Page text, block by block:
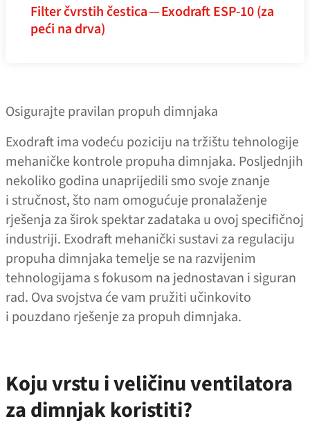
Filter čvrstih čestica — Exodraft ESP-10 (za
peći na drva)
Osigurajte pravilan propuh dimnjaka
Exodraft ima vodeću poziciju na tržištu tehnologije
mehaničke kontrole propuha dimnjaka. Posljednjih
nekoliko godina unaprijedili smo svoje znanje
i stručnost, što nam omogućuje pronalaženje
rješenja za širok spektar zadataka u ovoj specifičnoj
industriji. Exodraft mehanički sustavi za regulaciju
propuha dimnjaka temelje se na razvijenim
tehnologijama s fokusom na jednostavan i siguran
rad. Ova svojstva će vam pružiti učinkovito
i pouzdano rješenje za propuh dimnjaka.
Koju vrstu i veličinu ventilatora
za dimnjak koristiti?